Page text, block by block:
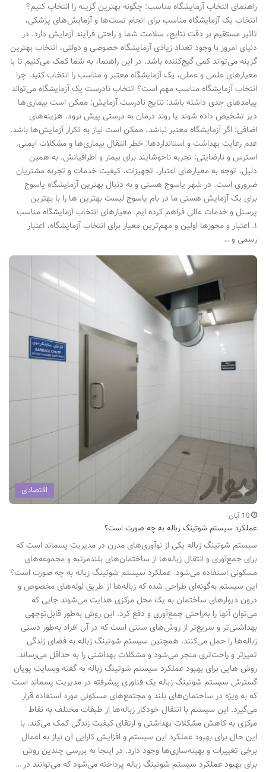
راهنمای انتخاب آزمایشگاه مناسب: چگونه بهترین گزینه را انتخاب کنیم؟
انتخاب یک آزمایشگاه مناسب برای انجام تست‌ها و آزمایش‌های پزشکی،
تاثیر مستقیم بر دقت نتایج، سلامت شما و راحتی فرآیند آزمایش دارد. در
دنیای امروز با وجود تعداد زیادی آزمایشگاه خصوصی و دولتی، انتخاب بهترین
گزینه می‌تواند کمی گیج‌کننده باشد. در این راهنما، به شما کمک می‌کنیم تا با
معیارهای علمی و عملی، یک آزمایشگاه معتبر و مناسب را انتخاب کنید. چرا
انتخاب آزمایشگاه مناسب مهم است؟ انتخاب نادرست یک آزمایشگاه می‌تواند
پیامدهای جدی داشته باشد: نتایج نادرست آزمایش: ممکن است بیماری‌ها
دیر تشخیص داده شوند یا روند درمان به درستی پیش نرود. هزینه‌های
اضافی: اگر آزمایشگاه معتبر نباشد، ممکن است نیاز به تکرار آزمایش‌ها باشد.
عدم رعایت بهداشت و استانداردها: خطر انتقال بیماری‌ها و مشکلات ایمنی.
استرس و نارضایتی: تجربه ناخوشایند برای بیمار و اطرافیانش. به همین
دلیل، توجه به معیارهای اعتبار، تجهیزات، کیفیت خدمات و تجربه مشتریان
ضروری است. در شهر یاسوج هستی و به دنبال بهترین آزمایشگاه یاسوج
برای یک آزمایش هستی ما در بام یاسوج لیست بهترین ها را با بهترین
پرسنل و خدمات عالی فراهم کرده ایم. معیارهای انتخاب آزمایشگاه مناسب
۱. اعتبار و مجوزها اولین و مهم‌ترین معیار برای انتخاب آزمایشگاه، اعتبار
رسمی و …
اقتصادی
10 آبان
عملکرد سیستم شوتینگ زباله به چه صورت است؟
سیستم شوتینگ زباله یکی از نوآوری‌های مدرن در مدیریت پسماند است که
برای جمع‌آوری و انتقال زباله‌ها از ساختمان‌های بلندمرتبه و مجموعه‌های
مسکونی استفاده می‌شود. عملکرد سیستم شوتینگ زباله به چه صورت است؟
این سیستم به‌گونه‌ای طراحی شده که زباله‌ها از طریق لوله‌های مخصوص و
درون دیوارهای ساختمان به یک محل مرکزی هدایت می‌شوند جایی که
می‌توان آنها را به‌راحتی جمع‌آوری و دفع کرد. این روش به‌طور قابل‌توجهی
بهداشتی‌تر و سریع‌تر از روش‌های سنتی است که در آن افراد به‌طور دستی
زباله‌ها را حمل می‌کنند. همچنین سیستم شوتینگ زباله به فضای زندگی
تمیزتر و راحت‌تری منجر می‌شود و مشکلات بهداشتی را به حداقل می‌رساند.
روش هایی برای بهبود عملکرد سیستم شوتینگ زباله به گفته وبسایت پویان
گسترش سیستم شوتینگ زباله یک فناوری پیشرفته در مدیریت پسماند است
که به ویژه در ساختمان‌های بلند و مجتمع‌های مسکونی مورد استفاده قرار
می‌گیرد. این سیستم با انتقال خودکار زباله‌ها از طبقات مختلف به نقاط
مرکزی به کاهش مشکلات بهداشتی و ارتقای کیفیت زندگی کمک می‌کند. با
این حال برای بهبود عملکرد این سیستم و افزایش کارایی آن نیاز به اعمال
برخی تغییرات و بهینه‌سازی‌ها وجود دارد. در اینجا به بررسی چندین روش
برای بهبود عملکرد سیستم شوتینگ زباله پرداخته می‌شود که می‌توانند در …